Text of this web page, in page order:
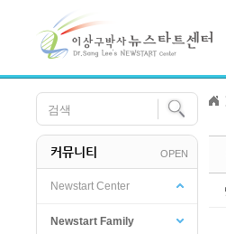
커뮤니티 OPEN
Newstart Center
Newstart Family
Sketchbook5, 스
Sketchbook5,